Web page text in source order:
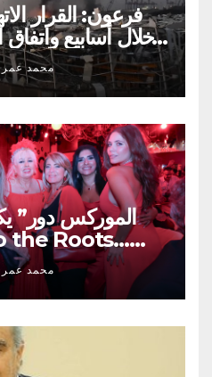
فرعون: القرار
خلال أسابيع
محمد عمر
“محمد عمر